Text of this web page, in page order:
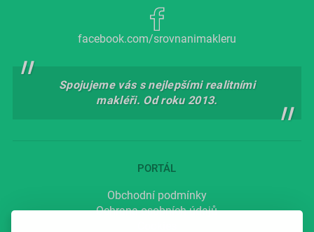
facebook.com/srovnanimakleru
Spojujeme vás s nejlepšími realitními
makléři. Od roku 2013.
PORTÁL
Obchodní podmínky
Ochrana osobních údajů